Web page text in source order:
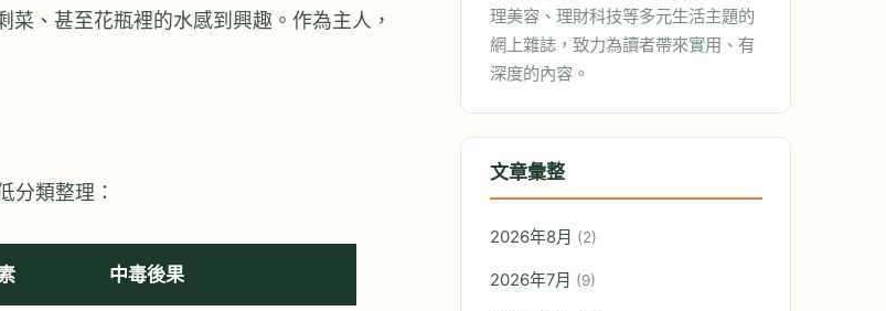
、甚至花瓶裡的水感到興趣。作為主人，
分類整理：
中毒後果
理美容、理財科技等多元生活主題的
網上雜誌，致力為讀者帶來實用、有
深度的內容。
文章彙整
2026年8月 (2)
2026年7月 (9)